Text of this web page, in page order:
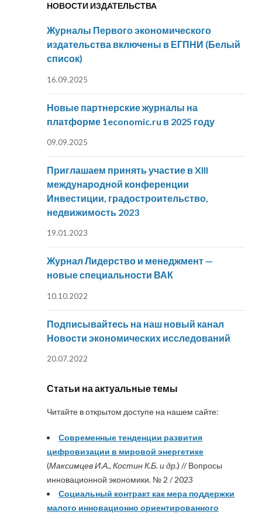
НОВОСТИ ИЗДАТЕЛЬСТВА
Журналы Первого экономического
издательства включены в ЕГПНИ (Белый
список)
16.09.2025
Новые партнерские журналы на
платформе 1economic.ru в 2025 году
09.09.2025
Приглашаем принять участие в XIII
международной конференции
Инвестиции, градостроительство,
недвижимость 2023
19.01.2023
Журнал Лидерство и менеджмент —
новые специальности ВАК
10.10.2022
Подписывайтесь на наш новый канал
Новости экономических исследований
20.07.2022
Статьи на актуальные темы
Читайте в открытом доступе на нашем сайте:
Современные тенденции развития
цифровизации в мировой энергетике
(Максимцев И.А., Костин К.Б. и др.) // Вопросы
инновационной экономики. № 2 / 2023
Социальный контракт как мера поддержки
малого инновационно ориентированного